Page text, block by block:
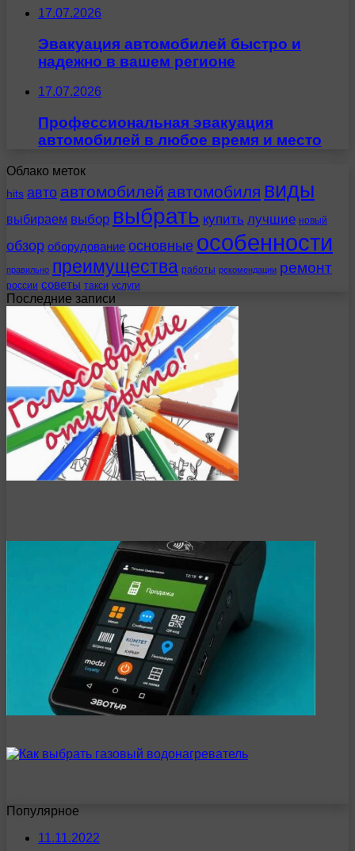
17.07.2026
Эвакуация автомобилей быстро и
надежно в вашем регионе
17.07.2026
Профессиональная эвакуация
автомобилей в любое время и место
Облако меток
hits авто автомобилей автомобиля виды
выбираем выбор выбрать купить лучшие новый
обзор оборудование основные особенности
правильно преимущества работы рекомендации ремонт
россии советы такси услуги
Последние записи
Популярное
11.11.2022